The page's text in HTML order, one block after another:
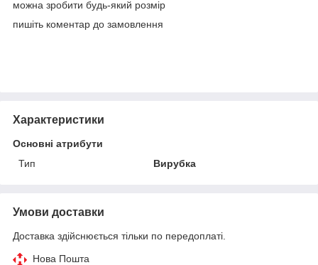
можна зробити будь-який розмір
пишіть коментар до замовлення
Характеристики
Основні атрибути
Тип
Вирубка
Умови доставки
Доставка здійснюється тільки по передоплаті.
Нова Пошта